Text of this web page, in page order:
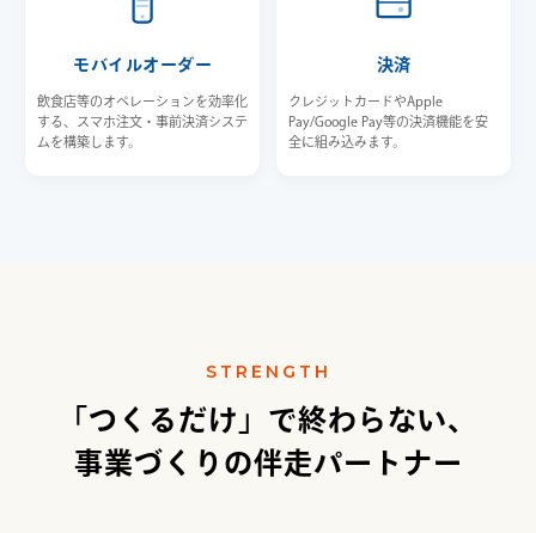
モバイルオーダー
飲食店等のオペレーションを効率化
する、スマホ注文・事前決済システ
ムを構築します。
決済
クレジットカードやApple
Pay/Google Pay等の決済機能を安
全に組み込みます。
STRENGTH
「つくるだけ」で終わらない、
事業づくりの伴走パートナー